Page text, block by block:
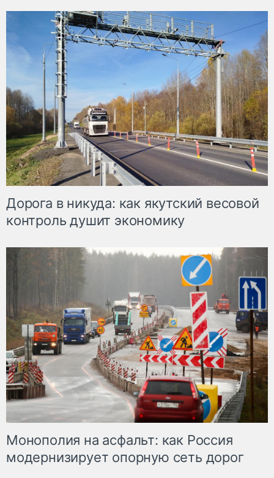
Дорога в никуда: как якутский весовой
контроль душит экономику
Монополия на асфальт: как Россия
модернизирует опорную сеть дорог